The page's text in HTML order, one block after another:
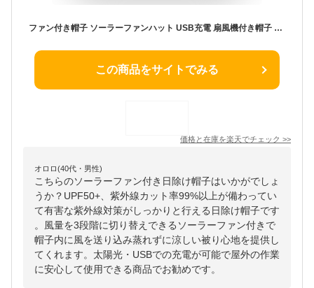
ファン付き帽子 ソーラーファンハット USB充電 扇風機付き帽子 扇風機 USB充電＆ソーラー両対応 UVカット クリップ メンズ レディース サファリハット キャップ 大きいサイズ ランニングキャップ 夏用 折りたたみ 涼しい 日焼け防止 つば広 あご紐 日除け 釣り ハット防止
この商品をサイトでみる
価格と在庫を楽天でチェック >>
オロロ(40代・男性)
こちらのソーラーファン付き日除け帽子はいかがでしょ
うか？UPF50+、紫外線カット率99%以上が備わってい
て有害な紫外線対策がしっかりと行える日除け帽子です
。風量を3段階に切り替えできるソーラーファン付きで
帽子内に風を送り込み蒸れずに涼しい被り心地を提供し
てくれます。太陽光・USBでの充電が可能で屋外の作業
に安心して使用できる商品でお勧めです。